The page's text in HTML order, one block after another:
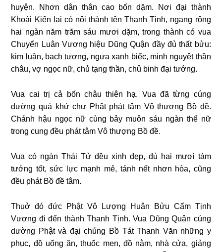
huyện. Nhơn dân thân cao bốn dặm. Nơi đại thành
Khoái Kiến lại có nội thành tên Thanh Tịnh, ngang rộng
hai ngàn năm trăm sáu mươi dặm, trong thành có vua
Chuyển Luân Vương hiệu Dũng Quận đầy đủ thất bửu:
kim luân, bạch tượng, ngựa xanh biếc, minh nguyệt thần
châu, vợ ngọc nữ, chủ tạng thần, chủ binh đại tướng.
Vua cai trị cả bốn châu thiên hạ. Vua đã từng cúng
dường quá khứ chư Phật phát tâm Vô thượng Bồ đề.
Chánh hậu ngọc nữ cùng bảy muôn sáu ngàn thể nữ
trong cung đều phát tâm Vô thượng Bồ đề.
Vua có ngàn Thái Tử đều xinh đẹp, đủ hai mươi tám
tướng tốt, sức lực mạnh mẻ, tánh nết nhơn hòa, cũng
đều phát Bồ đề tâm.
Thuở đó đức Phật Vô Lượng Huân Bửu Cẩm Tịnh
Vương đi đến thành Thanh Tịnh. Vua Dũng Quận cúng
dường Phật và đại chúng Bồ Tát Thanh Văn những y
phục, đồ uống ăn, thuốc men, đồ nằm, nhà cửa, giảng